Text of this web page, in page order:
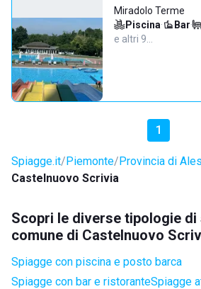
Miradolo Terme
Piscina· Bar·
e altri 9…
1
Spiagge.it Piemonte Provincia di
Castelnuovo Scrivia
Scopri le diverse tipologie di
comune di Castelnuovo
Spiagge con piscina e posto barca
Spiagge con bar e ristoranteSpiagge